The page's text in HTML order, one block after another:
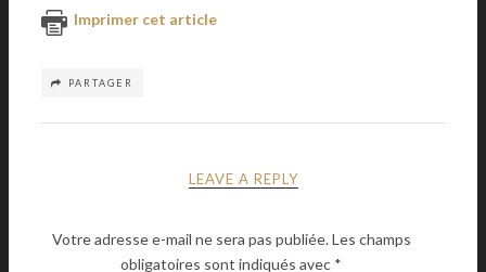
Imprimer cet article
PARTAGER
LEAVE A REPLY
Votre adresse e-mail ne sera pas publiée.Les champs
obligatoires sont indiqués avec *